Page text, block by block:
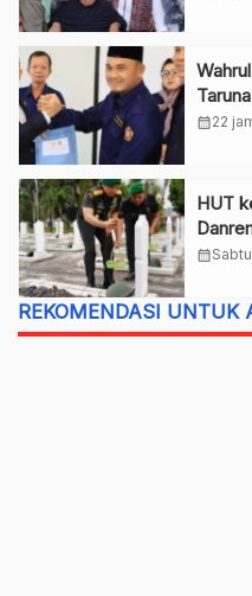
calendar_month22
HUT
calendar_month
REKOMENDASI UNTUK